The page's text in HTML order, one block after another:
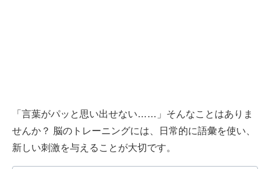
「言葉がパッと思い出せない……」そんなことはありま
せんか？ 脳のトレーニングには、日常的に語彙を使い、
新しい刺激を与えることが大切です。